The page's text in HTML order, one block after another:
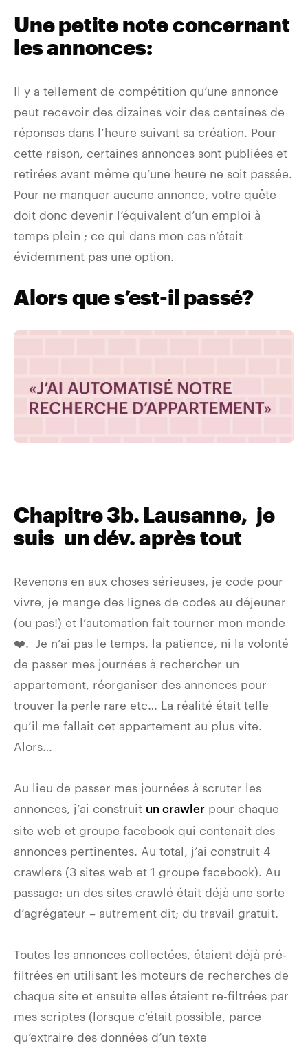
Une petite note concernant
les annonces:
Il y a tellement de compétition qu’une annonce
peut recevoir des dizaines voir des centaines de
réponses dans l’heure suivant sa création. Pour
cette raison, certaines annonces sont publiées et
retirées avant même qu’une heure ne soit passée.
Pour ne manquer aucune annonce, votre quête
doit donc devenir l’équivalent d’un emploi à
temps plein ; ce qui dans mon cas n’était
évidemment pas une option.
Alors que s’est-il passé?
Chapitre 3b. Lausanne, je
suis un dév. après tout
Revenons en aux choses sérieuses, je code pour
vivre, je mange des lignes de codes au déjeuner
(ou pas!) et l’automation fait tourner mon monde
❤️. Je n’ai pas le temps, la patience, ni la volonté
de passer mes journées à rechercher un
appartement, réorganiser des annonces pour
trouver la perle rare etc… La réalité était telle
qu’il me fallait cet appartement au plus vite.
Alors…
Au lieu de passer mes journées à scruter les
annonces, j’ai construit un crawler pour chaque
site web et groupe facebook qui contenait des
annonces pertinentes. Au total, j’ai construit 4
crawlers (3 sites web et 1 groupe facebook). Au
passage: un des sites crawlé était déjà une sorte
d’agrégateur – autrement dit; du travail gratuit.
Toutes les annonces collectées, étaient déjà pré-
filtrées en utilisant les moteurs de recherches de
chaque site et ensuite elles étaient re-filtrées par
mes scriptes (lorsque c’était possible, parce
qu’extraire des données d’un texte